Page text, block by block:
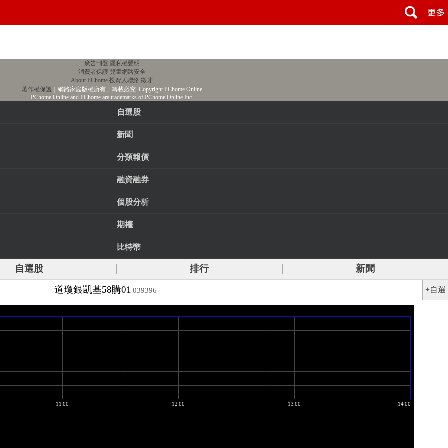
廣告刊登 隱私權聲明
消費者保護 兒童網路安全
About PChome 投資人聯絡 徵才
著作權保護 ｜網路家庭版權所有、轉載必究‧Copyright PChome Online
PChome Online and PChome are trademarks of PChome Online Inc.
自選股
新聞
分類報價
融資融券
個股分析
期權
比特幣
自選股 排行
新聞
道瓊銀凱基58購01 039396 +自選